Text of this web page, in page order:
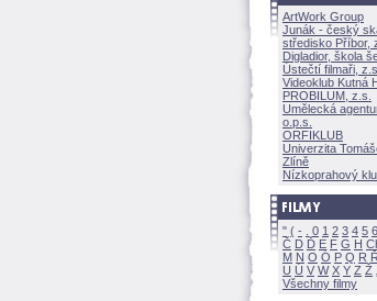
ArtWork Group
Junák - český
středisko Příbor,
Digladior, škola
Ústečtí filmaři, z.s.
Videoklub Kutná
PROBILUM, z.s.
Umělecká
o.p.s.
ORFIKLUB
Univerzita
Zlíně
Nízkoprahový
" ( - 0 1 2 3 4 5 6
Č D Ď E F G H
M N O Ó P Q R Ř
U Ú V W X Y Z
Všechny filmy